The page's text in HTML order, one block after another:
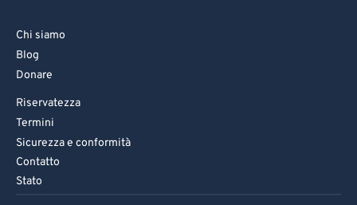
Chi siamo
Blog
Donare
Riservatezza
Termini
Sicurezza e conformità
Contatto
Stato